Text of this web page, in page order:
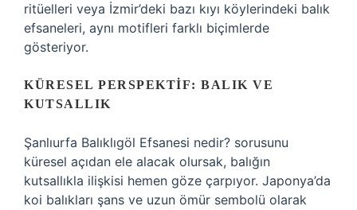
ritüelleri veya İzmir’deki bazı kıyı köylerindeki balık
efsaneleri, aynı motifleri farklı biçimlerde
gösteriyor.
KÜRESEL PERSPEKTIF: BALIK VE
KUTSALLIK
Şanlıurfa Balıklıgöl Efsanesi nedir? sorusunu
küresel açıdan ele alacak olursak, balığın
kutsallıkla ilişkisi hemen göze çarpıyor. Japonya’da
koi balıkları şans ve uzun ömür sembolü olarak